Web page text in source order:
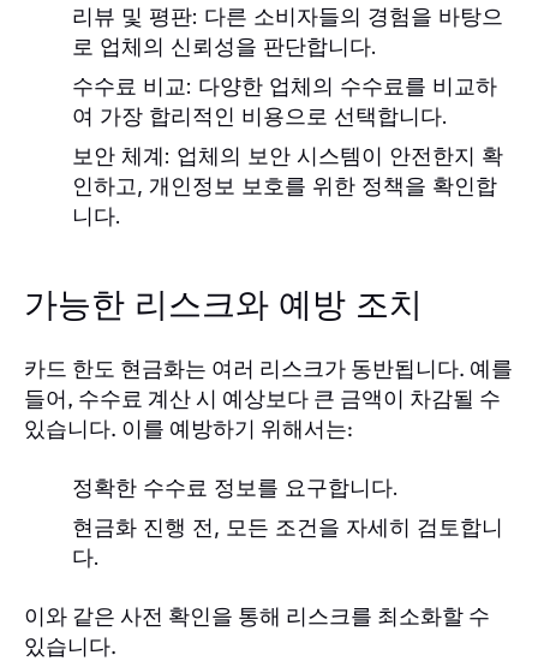
리뷰 및 평판: 다른 소비자들의 경험을 바탕으
로 업체의 신뢰성을 판단합니다.
수수료 비교: 다양한 업체의 수수료를 비교하
여 가장 합리적인 비용으로 선택합니다.
보안 체계: 업체의 보안 시스템이 안전한지 확
인하고, 개인정보 보호를 위한 정책을 확인합
니다.
가능한 리스크와 예방 조치
카드 한도 현금화는 여러 리스크가 동반됩니다. 예를
들어, 수수료 계산 시 예상보다 큰 금액이 차감될 수
있습니다. 이를 예방하기 위해서는:
정확한 수수료 정보를 요구합니다.
현금화 진행 전, 모든 조건을 자세히 검토합니
다.
이와 같은 사전 확인을 통해 리스크를 최소화할 수
있습니다.